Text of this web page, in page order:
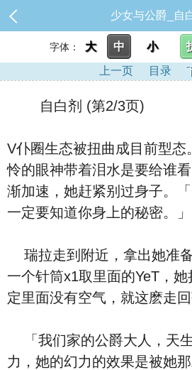
少女与公爵_自
字体： 大 中 小
上一页
目录
自白剂 (第2/3页)
V仆圈生态被扭曲成目前型态
怜的眼神带着泪水是要给谁
渐加速，她赶紧别过身子。
一定要知道你身上的秘密。」
瑞拉走到附近，拿出她准
一个针筒x1取里面的YeT，
定里面没有空气，就这麽走回
「我们家的公爵大人，天
力，她的幻力的效果是被她